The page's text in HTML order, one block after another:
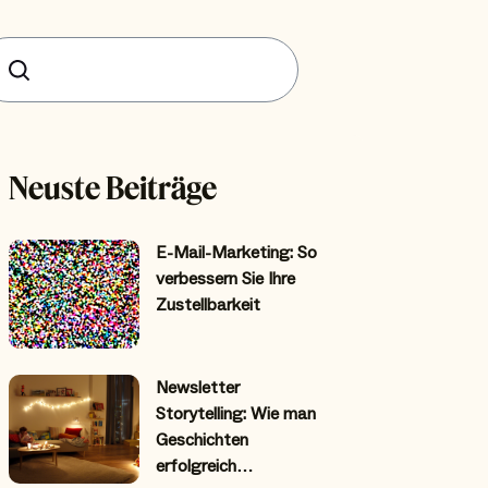
Neuste Beiträge
E-Mail-Marketing: So
verbessern Sie Ihre
Zustellbarkeit
Newsletter
Storytelling: Wie man
Geschichten
erfolgreich…